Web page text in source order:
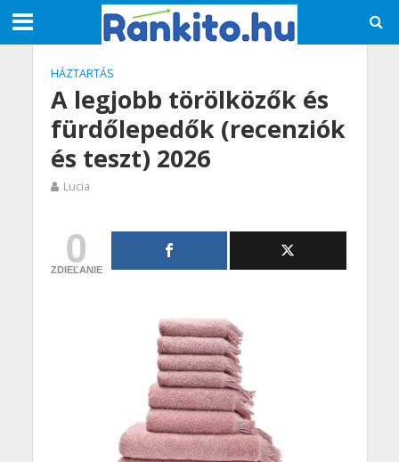
HÁZTARTÁS
A legjobb törölközők és
fürdőlepedők (recenziók
és teszt) 2026
Lucia
0
ZDIEĽANIE